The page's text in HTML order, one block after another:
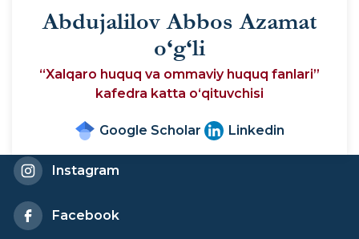
Abdujalilov Abbos Azamat
o‘g‘li
“Xalqaro huquq va ommaviy huquq fanlari”
kafedra katta o‘qituvchisi
Google Scholar Linkedin
Instagram
Facebook